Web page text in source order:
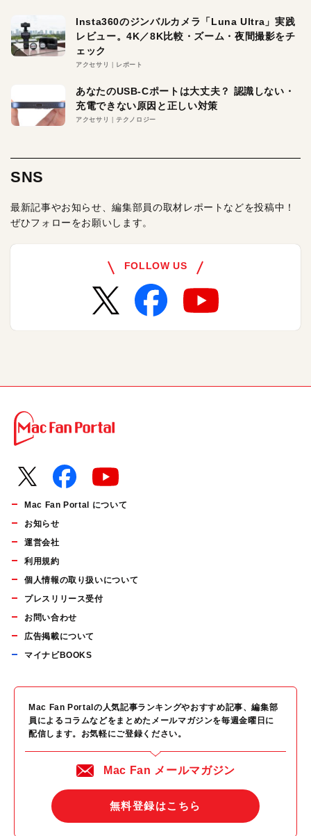
Insta360のジンバルカメラ「Luna Ultra」実践
レビュー。4K／8K比較・ズーム・夜間撮影をチ
ェック
アクセサリ レポート
あなたのUSB-Cポートは大丈夫？ 認識しない・
充電できない原因と正しい対策
アクセサリ テクノロジー
SNS
最新記事やお知らせ、編集部員の取材レポートなどを投稿中！
ぜひフォローをお願いします。
FOLLOW US
Mac Fan Portal について
お知らせ
運営会社
利用規約
個人情報の取り扱いについて
プレスリリース受付
お問い合わせ
広告掲載について
マイナビBOOKS
Mac Fan Portalの人気記事ランキングやおすすめ記事、編集部
員によるコラムなどをまとめたメールマガジンを毎週金曜日に
配信します。お気軽にご登録ください。
Mac Fan メールマガジン
無料登録はこちら